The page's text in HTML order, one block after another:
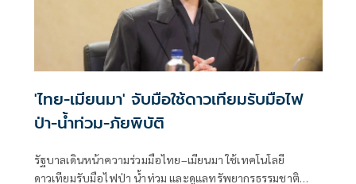
'ไทย-เมียนมา' จับมือใช้ดาวเทียมรับมือไฟ
ป่า-น้ำท่วม-ภัยพิบัติ
รัฐบาลเดินหน้าความร่วมมือไทย–เมียนมา ใช้เทคโนโลยี
ดาวเทียมรับมือไฟป่า น้ำท่วม และดูแลทรัพยากรธรรมชาติ